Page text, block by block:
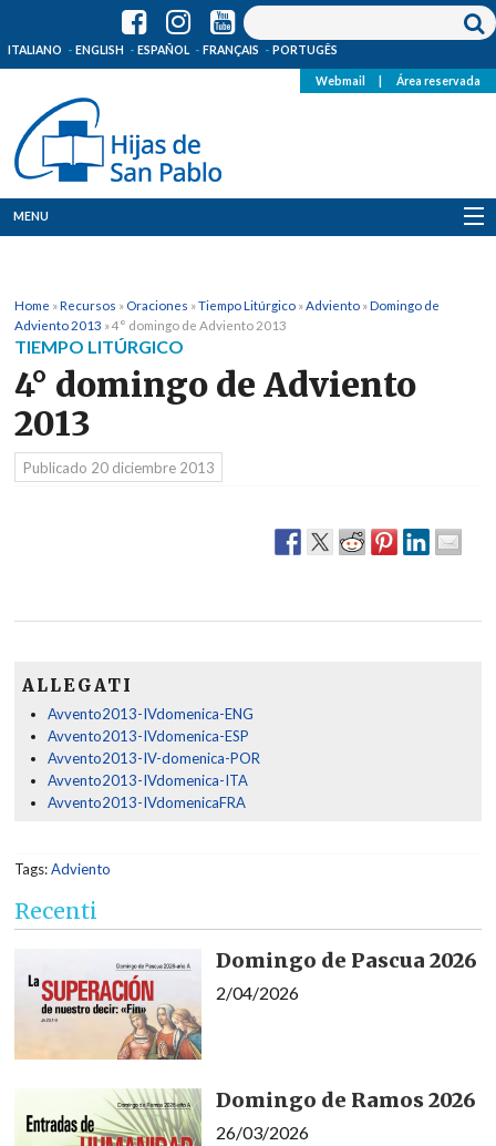
ITALIANO ENGLISH ESPAÑOL FRANÇAIS PORTUGÊS
Webmail Área reservada
MENU
Dónde estamos
Noticias
Recursos
Media
Home »Recursos » Oraciones »Tiempo Litúrgico » Adviento »Domingo de
Adviento 2013 »4° domingo de Adviento 2013
TIEMPO LITÚRGICO
4° domingo de Adviento
2013
Publicado 20 diciembre 2013
ALLEGATI
Avvento2013-IVdomenica-ENG
Avvento2013-IVdomenica-ESP
Avvento2013-IV-domenica-POR
Avvento2013-IVdomenica-ITA
Avvento2013-IVdomenicaFRA
Tags:Adviento
Recenti
Domingo de Pascua 2026
2/04/2026
Domingo de Ramos 2026
26/03/2026